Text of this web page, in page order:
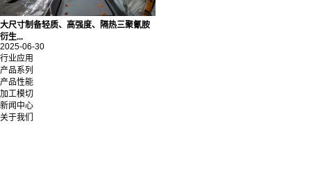
大尺寸制备轻质、高强度、隔热三聚氰胺
衍生...
2025-06-30
行业应用
产品系列
产品性能
加工模切
新闻中心
关于我们